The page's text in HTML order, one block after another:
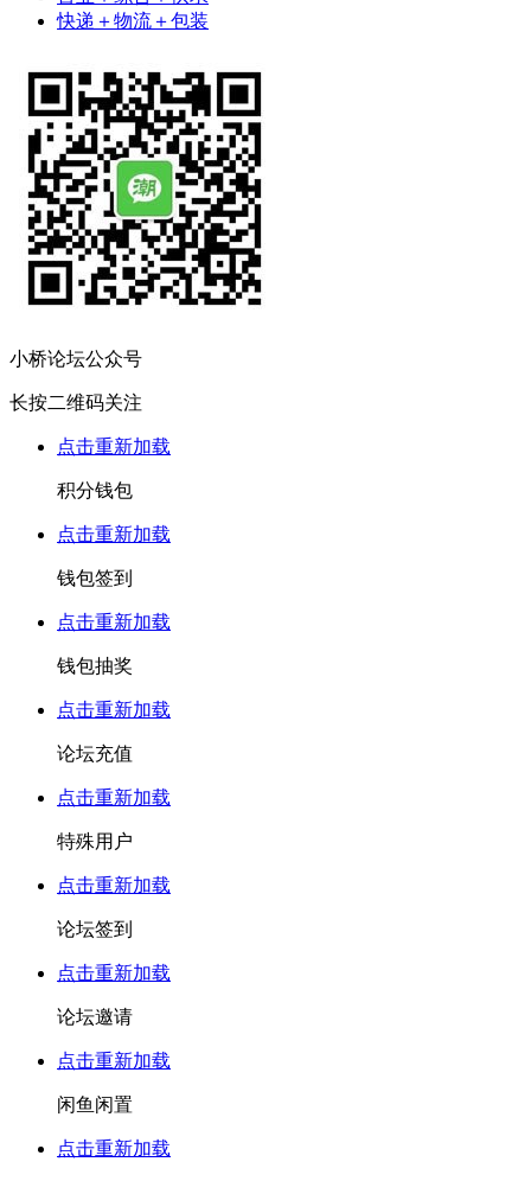
快递＋物流＋包装
小桥论坛公众号
长按二维码关注
点击重新加载
积分钱包
点击重新加载
钱包签到
点击重新加载
钱包抽奖
点击重新加载
论坛充值
点击重新加载
特殊用户
点击重新加载
论坛签到
点击重新加载
论坛邀请
点击重新加载
闲鱼闲置
点击重新加载